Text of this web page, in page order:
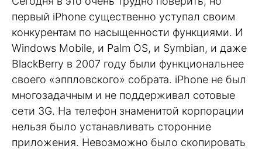
первый iPhone существенно уступал своим
конкурентам по насыщенности функциями. И
Windows Mobile, и Palm OS, и Symbian, и даже
BlackBerry в 2007 году были функциональнее
своего «эппловского» собрата. iPhone не был
многозадачным и не поддерживал сотовые
сети 3G. На телефон знаменитой корпорации
нельзя было устанавливать сторонние
приложения. Невозможно было скопировать